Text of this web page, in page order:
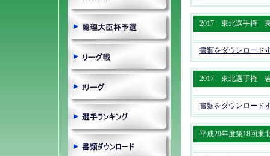
2017 東北選手権 東
書類をダウンロード
2017 東北選手権 岩
書類をダウンロード
平成29年度第18回東